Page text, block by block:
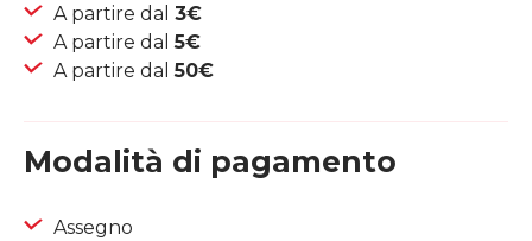
A partire dal 3€
A partire dal5€
A partire dal50€
Modalità di pagamento
Assegno